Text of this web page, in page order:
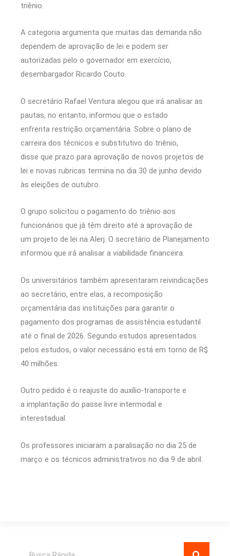
triênio.
A categoria argumenta que muitas das demanda não
dependem de aprovação de lei e podem ser
autorizadas pelo o governador em exercício,
desembargador Ricardo Couto.
O secretário Rafael Ventura alegou que irá analisar as
pautas, no entanto, informou que o estado
enfrenta restrição orçamentária. Sobre o plano de
carreira dos técnicos e substitutivo do triênio,
disse que prazo para aprovação de novos projetos de
lei e novas rubricas termina no dia 30 de junho devido
às eleições de outubro.
O grupo solicitou o pagamento do triênio aos
funcionários que já têm direito até a aprovação de
um projeto de lei na Alerj. O secretário de Planejamento
informou que irá analisar a viabilidade financeira.
Os universitários também apresentaram reivindicações
ao secretário, entre elas, a recomposição
orçamentária das instituições para garantir o
pagamento dos programas de assistência estudantil
até o final de 2026. Segundo estudos apresentados
pelos estudos, o valor necessário está em torno de R$
40 milhões.
Outro pedido é o reajuste do auxílio-transporte e
a implantação do passe livre intermodal e
interestadual.
Os professores iniciaram a paralisação no dia 25 de
março e os técnicos administrativos no dia 9 de abril.